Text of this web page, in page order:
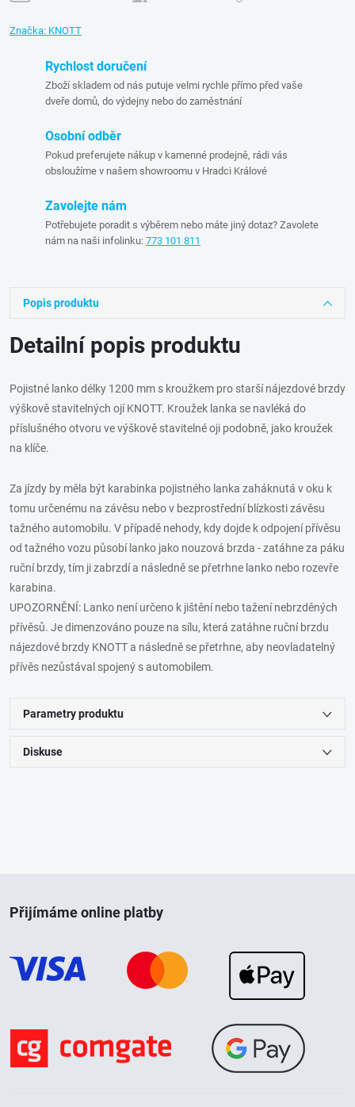
Značka: KNOTT
Rychlost doručení
Zboží skladem od nás putuje velmi rychle přímo před vaše
dveře domů, do výdejny nebo do zaměstnání
Osobní odběr
Pokud preferujete nákup v kamenné prodejně, rádi vás
obsloužíme v našem showroomu v Hradci Králové
Zavolejte nám
Potřebujete poradit s výběrem nebo máte jiný dotaz? Zavolete
nám na naši infolinku: 773 101 811
Popis produktu
Detailní popis produktu
Pojistné lanko délky 1200 mm s kroužkem pro starší nájezdové brzdy
výškově stavitelných ojí KNOTT. Kroužek lanka se navléká do
příslušného otvoru ve výškově stavitelné oji podobně, jako kroužek
na klíče.
Za jízdy by měla být karabinka pojistného lanka zaháknutá v oku k
tomu určenému na závěsu nebo v bezprostřední blízkosti závěsu
tažného automobilu. V případě nehody, kdy dojde k odpojení přívěsu
od tažného vozu působí lanko jako nouzová brzda - zatáhne za páku
ruční brzdy, tím ji zabrzdí a následně se přetrhne lanko nebo rozevře
karabina.
UPOZORNĚNÍ: Lanko není určeno k jištění nebo tažení nebrzděných
přívěsů. Je dimenzováno pouze na sílu, která zatáhne ruční brzdu
nájezdové brzdy KNOTT a následně se přetrhne, aby neovladatelný
přívěs nezůstával spojený s automobilem.
Parametry produktu
Diskuse
p
Přijímáme online platby